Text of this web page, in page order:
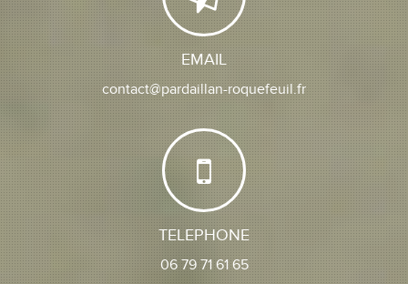
EMAIL
contact@pardaillan-roquefeuil.fr
TELEPHONE
06 79 71 61 65